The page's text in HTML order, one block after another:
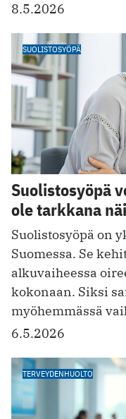
8.5.2026
SUOLISTOSYÖPÄ
Suolistosyöpä
ole tarkkana
Suolistosyöpä on
Suomessa. Se
alkuvaiheessa
kokonaan. Siksi
myöhemmässä
6.5.2026
TERVEYDENHUOLTO